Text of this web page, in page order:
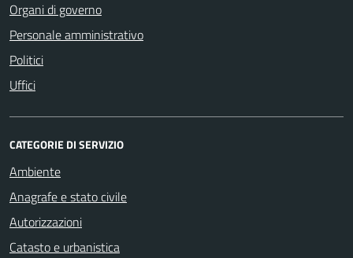
Organi di governo
Personale amministrativo
Politici
Uffici
CATEGORIE DI SERVIZIO
Ambiente
Anagrafe e stato civile
Autorizzazioni
Catasto e urbanistica